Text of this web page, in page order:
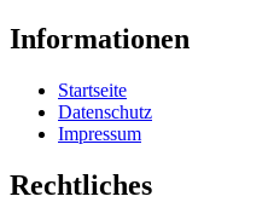
Informationen
Startseite
Datenschutz
Impressum
Rechtliches